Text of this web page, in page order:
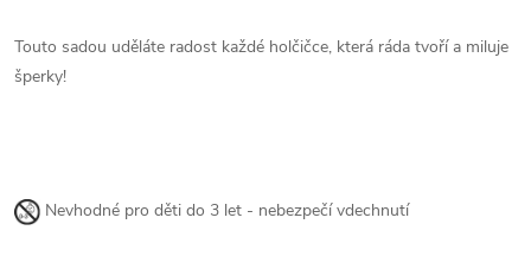
Touto sadou uděláte radost každé holčičce, která ráda tvoří a miluje
šperky!
Nevhodné pro děti do 3 let - nebezpečí vdechnutí